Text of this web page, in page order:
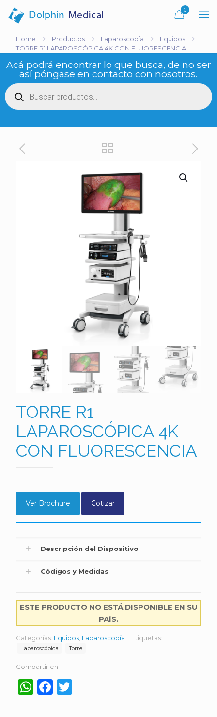
0
Home Productos Laparoscopía
Equipos
TORRE R1 LAPAROSCÓPICA 4K CON FLUORESCENCIA
Acá podrá encontrar lo que busca, de no ser
así póngase en contacto con nosotros.
Búsqueda
de
productos
TORRE R1
LAPAROSCÓPICA 4K
CON FLUORESCENCIA
Ver Brochure Cotizar
Descripción del Dispositivo
Códigos y Medidas
ESTE PRODUCTO NO ESTÁ DISPONIBLE EN SU
PAÍS.
Categorías: Equipos Laparoscopía Etiquetas:
Laparoscópica Torre
Compartir en
WhatsApp
Facebook